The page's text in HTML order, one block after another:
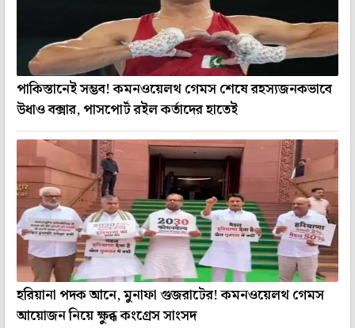
পাকিস্তানেই সম্ভব! কমনওয়েলথ গেমস শেষে রহস্যজনকভাবে
উধাও বক্সার, পাসপোর্ট রইল কর্তাদের হাতেই
হরিয়ানা পদক আনে, মুনাফা গুজরাটের! কমনওয়েলথ গেমস
আয়োজন নিয়ে ক্ষুব্ধ কংগ্রেস সাংসদ